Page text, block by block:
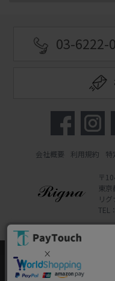
03-6222-
会社概要 利用規約 特
〒
東
リ
TEL
Powered by
当ウェブサイトでは、お
をご提供するため、クッキ